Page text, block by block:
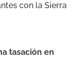
con la Sierra
tasación en